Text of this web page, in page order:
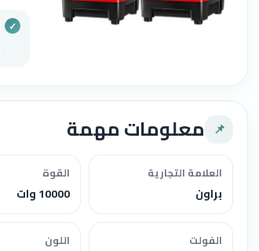
📌 معلومات مهمة
العلامة التجارية
براون
القوة
10000 وات
الفولت اللون